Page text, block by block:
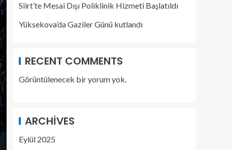
Siirt’te Mesai Dışı Poliklinik Hizmeti Başlatıldı
Yüksekova’da Gaziler Günü kutlandı
RECENT COMMENTS
Görüntülenecek bir yorum yok.
ARCHIVES
Eylül 2025